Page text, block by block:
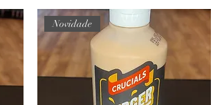
Novidade